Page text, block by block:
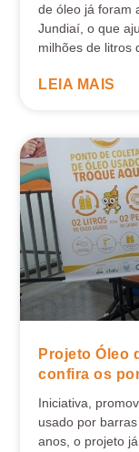
de óleo já foram
Jundiaí, o que
milhões de litros
LEIA MAIS
Projeto Óleo
confira os
Iniciativa,
usado por
anos, o projeto